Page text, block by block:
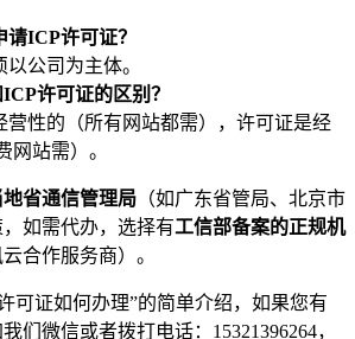
ICP许可证？
公司为主体。
许可证的区别？
营性的（所有网站都需），许可证是经
网站需）。
地省通信管理局 （如广东省管局、北京市
如需代办，选择有工信部备案的正规机
合作服务商）。
可证如何办理”的简单介绍，如果您有
们微信或者拨打电话：15321396264，